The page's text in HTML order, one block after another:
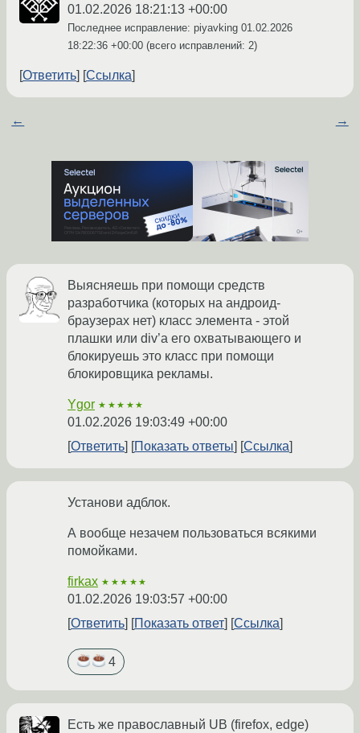
01.02.2026 18:21:13 +00:00
Последнее исправление: piyavking 01.02.2026
18:22:36 +00:00 (всего исправлений: 2)
Ответить Ссылка
← →
Выясняешь при помощи средств
разработчика (которых на андроид-
браузерах нет) класс элемента - этой
плашки или div’a его охватывающего и
блокируешь это класс при помощи
блокировщика рекламы.
Ygor ★★★★★
01.02.2026 19:03:49 +00:00
Ответить
Показать ответы Ссылка
Установи адблок.
А вообще незачем пользоваться всякими
помойками.
firkax ★★★★★
01.02.2026 19:03:57 +00:00
Ответить
Показать ответ Ссылка
4
Есть же православный UB (firefox, edge)